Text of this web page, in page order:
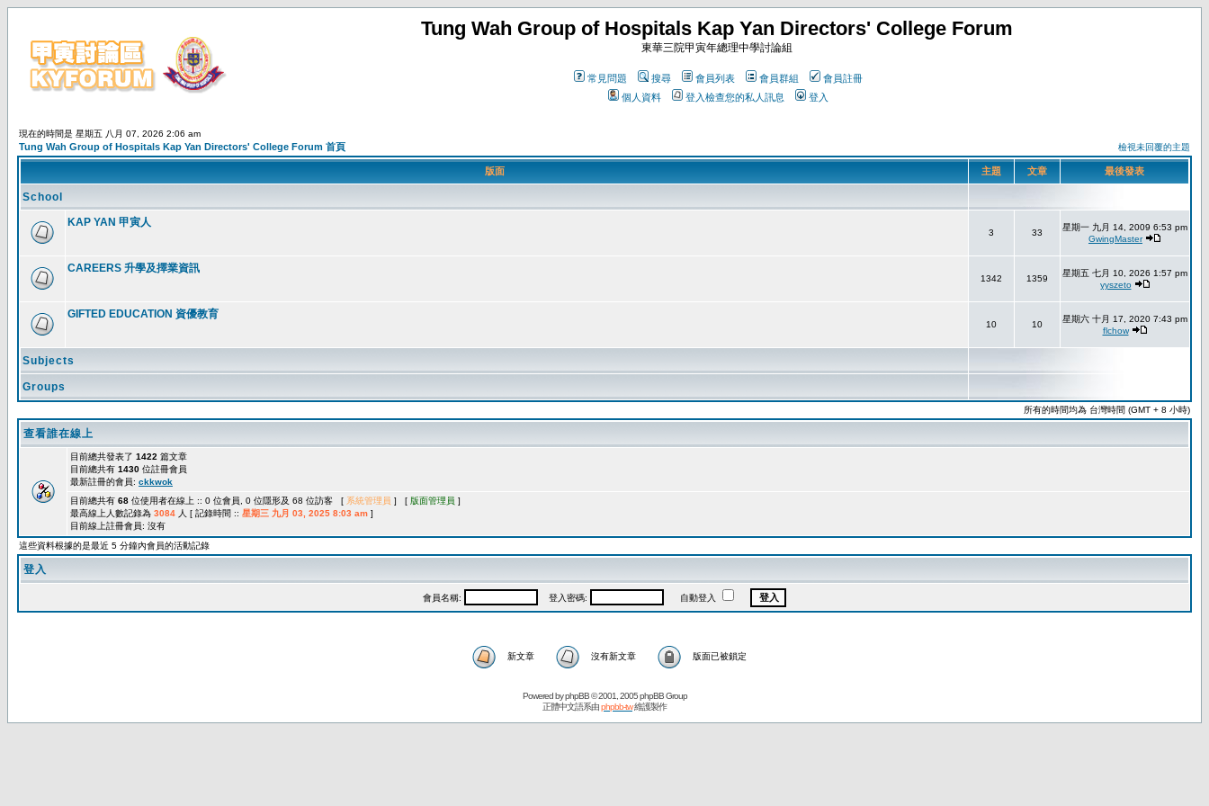
Tung Wah Group of Hospitals Kap Yan Directors' College Forum
東華三院甲寅年總理中學討論組
常見問題 搜尋 會員列表 會員群組
會員註冊
個人資料
登入檢查您的私人訊息 登入
現在的時間是 星期五 八月 07, 2026 2:06 am
Tung Wah Group of Hospitals Kap Yan Directors' College Forum 首頁 檢視未回覆的主題
版面 主題 文章 最後發表
School
KAP YAN 甲寅人
3 33
星期一 九月 14, 2009 6:53 pm
GwingMaster
CAREERS 升學及擇業資訊
1342 1359
星期五 七月 10, 2026 1:57 pm
yyszeto
GIFTED EDUCATION 資優教育
10 10
星期六 十月 17, 2020 7:43 pm
flchow
Subjects
Groups
所有的時間均為 台灣時間 (GMT + 8 小時)
查看誰在線上
目前總共發表了 1422 篇文章
目前總共有 1430 位註冊會員
最新註冊的會員: ckkwok
目前總共有 68 位使用者在線上 :: 0 位會員, 0 位隱形及 68 位訪客 [ 系統管理員 ] [ 版面管理員 ]
最高線上人數記錄為 3084 人 [ 記錄時間 :: 星期三 九月 03, 2025 8:03 am ]
目前線上註冊會員: 沒有
這些資料根據的是最近 5 分鐘內會員的活動記錄
登入
會員名稱: 登入密碼: 自動登入
新文章 沒有新文章 版面已被鎖定
Powered byphpBB© 2001, 2005 phpBB Group
正體中文語系由phpbb-tw維護製作